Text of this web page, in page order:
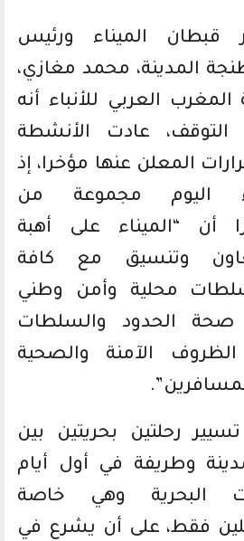
قبطان الميناء ورئيس
المدينة، محمد مغازي،
العربي للأنباء أنه
عادت الأنشطة
المعلن عنها مؤخرا، إذ
اليوم مجموعة من
أن “الميناء على أهبة
وتنسيق مع كافة
محلية وأمن وطني
الحدود والسلطات
الظروف الآمنة والصحية
رحلتين بحريتين بين
وطريفة في أول أيام
البحرية وهي خاصة
فقط، على أن يشرع في